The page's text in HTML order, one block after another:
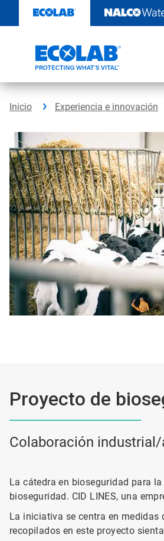
contenido
Inicio Experiencia e innovación
Proyecto de
Colaboración
La cátedra en bioseguridad para
bioseguridad. CID LINES, una
La iniciativa se centra en medidas
recopilados en este proyecto